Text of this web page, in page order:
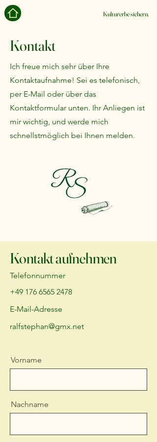
Kulturerbe sichern.
Kontakt
Ich freue mich sehr über Ihre
Kontaktaufnahme! Sei es telefonisch,
per E-Mail oder über das
Kontaktformular unten. Ihr Anliegen ist
mir wichtig, und werde mich
schnellstmöglich bei Ihnen melden.
Kontakt aufnehmen
Telefonnummer
+49 176 6565 2478
E-Mail-Adresse
ralfstephan@gmx.net
Vorname
Nachname